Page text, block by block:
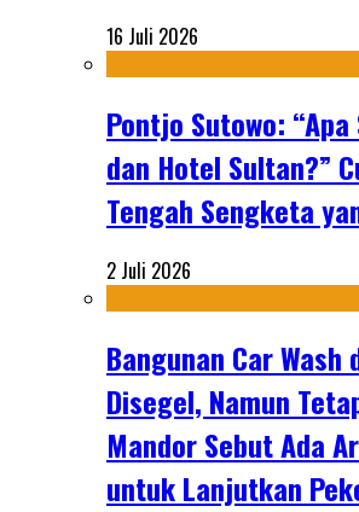
16 Juli 2026
Pontjo Sutowo: “Apa
dan Hotel Sultan?”
Tengah Sengketa
2 Juli 2026
Bangunan Car Wash
Disegel, Namun
Mandor Sebut Ada
untuk Lanjutkan